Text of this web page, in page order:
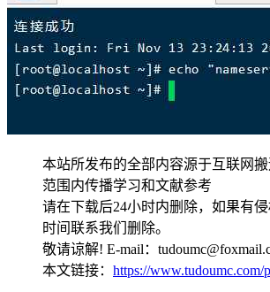
本站所发布的全部内容源于互联网
范围内传播学习和文献参考
请在下载后24小时内删除，如果有
时间联系我们删除。
敬请谅解! E-mail：
本文链接： https://www.tudoumc.com/